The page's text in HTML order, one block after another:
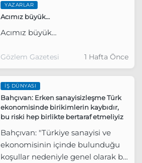
YAZARLAR
Acımız büyük…
Acımız büyük…
Gözlem Gazetesi 1 Hafta Önce
İŞ DÜNYASI
Bahçıvan: Erken sanayisizleşme Türk
ekonomisinde birikimlerin kaybıdır,
bu riski hep birlikte bertaraf etmeliyiz
Bahçıvan: "Türkiye sanayisi ve
ekonomisinin içinde bulunduğu
koşullar nedeniyle genel olarak bir